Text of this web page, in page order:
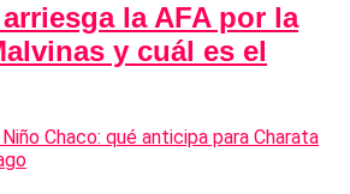
la AFA por la
y cuál es el